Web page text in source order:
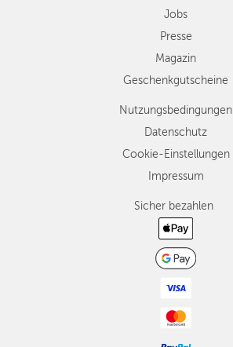
Jobs
Presse
Magazin
Geschenkgutscheine
Nutzungsbedingungen
Datenschutz
Cookie-Einstellungen
Impressum
Sicher bezahlen